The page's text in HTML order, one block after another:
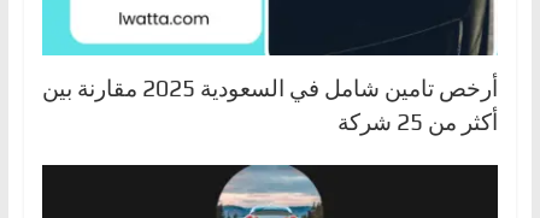
أرخص تامين شامل في السعودية 2025 مقارنة بين
أكثر من 25 شركة